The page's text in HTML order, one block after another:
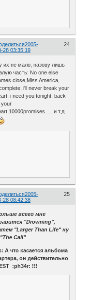
24
2005-
28 03:35:19
их не мало, назову лишь
часть: No one else
close,Miss America,
i'll never break your
i need you tonight, back
your
и т.д.
25
2005-
28 08:42:38
всего мне
"Drowning",
"Larger Than Life" ну
Call"
А что касается альбома
он действительно
:ph34r: !!!